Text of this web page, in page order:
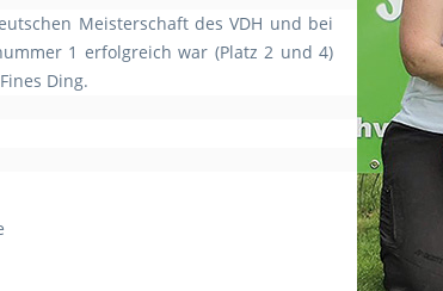
Meisterschaft des VDH und bei
1 erfolgreich war (Platz 2 und 4)
Ding.